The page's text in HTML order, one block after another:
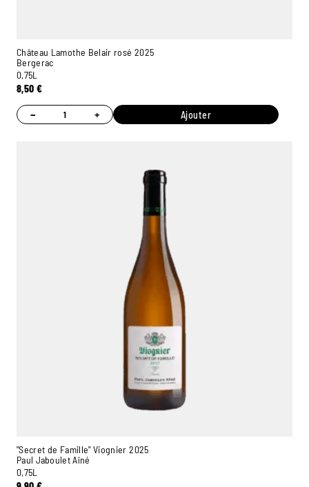
Château Lamothe Belair rosé 2025
Bergerac
0,75L
8,50 €
− + Ajouter
"Secret de Famille" Viognier 2025
Paul Jaboulet Aîné
0,75L